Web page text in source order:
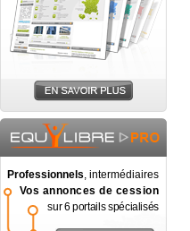
Professionnels, intermédiaires
Vos annonces de cession
sur 6 portails spécialisés